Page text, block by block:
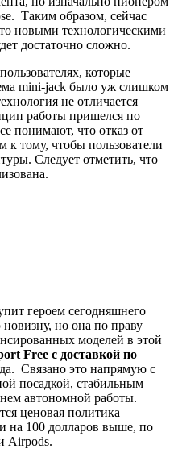
Таким образом, сейчас
новыми технологическими
достаточно сложно.
которые
mini-jack было уж слишком
не отличается
работы пришелся по
понимают, что отказ от
к тому, чтобы пользователи
Следует отметить, что
героем сегодняшнего
новизну, но она по праву
моделей в этой
Free с доставкой по
Связано это напрямую с
посадкой, стабильным
автономной работы.
ценовая политика
на 100 долларов выше, по
Airpods.